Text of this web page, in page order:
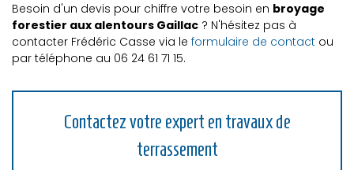
Besoin d'un devis pour chiffre votre besoin en broyage
forestier aux alentours Gaillac ? N'hésitez pas à
contacter Frédéric Casse via le formulaire de contact ou
par téléphone au 06 24 61 71 15.
Contactez votre expert en travaux de
terrassement